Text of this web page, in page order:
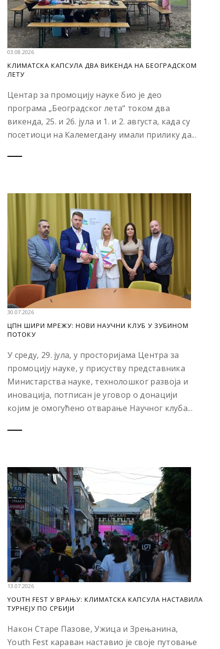
03.08.2026
КЛИМАТСКА КАПСУЛА ДВА ВИКЕНДА НА БЕОГРАДСКОМ
ЛЕТУ
Центар за промоцију науке био је део
програма „Београдског лета“ током два
викенда, 25. и 26. јула и 1. и 2. августа, када су
посетиоци на Калемегдану имали прилику да...
30.07.2026
ЦПН ШИРИ МРЕЖУ: НОВИ НАУЧНИ КЛУБ У ЗУБИНОМ
ПОТОКУ
У среду, 29. јула, у просторијама Центра за
промоцију науке, у присуству представника
Министарства науке, технолошког развоја и
иновација, потписан је уговор о донацији
којим је омогућено отварање Научног клуба...
13.07.2026
YOUTH FEST У ВРАЊУ: КЛИМАТСКА КАПСУЛА НАСТАВИЛА
ТУРНЕЈУ ПО СРБИЈИ
Након Старе Пазове, Ужица и Зрењанина,
Youth Fest караван наставио је своје путовање